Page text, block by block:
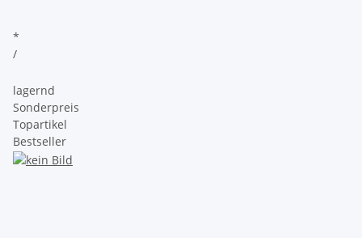
*
/
lagernd
Sonderpreis
Topartikel
Bestseller